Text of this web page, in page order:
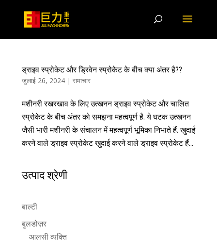
ड्राइव स्प्रोकेट और ड्रिवेन स्प्रोकेट के बीच क्या अंतर है??
जुलाई 26, 2024| समाचार
मशीनरी रखरखाव के लिए उत्खनन ड्राइव स्प्रोकेट और चालित
स्प्रोकेट के बीच अंतर को समझना महत्वपूर्ण है. ये घटक उत्खनन
जैसी भारी मशीनरी के संचालन में महत्वपूर्ण भूमिका निभाते हैं. खुदाई
करने वाले ड्राइव स्प्रोकेट खुदाई करने वाले ड्राइव स्प्रोकेट हैं...
उत्पाद श्रेणी
बाल्टी
बुलडोज़र
आलसी व्यक्ति